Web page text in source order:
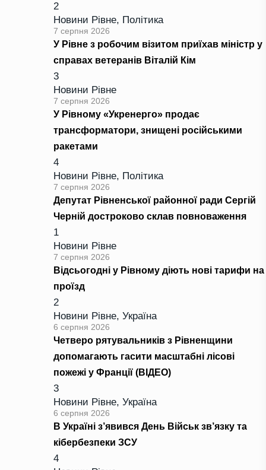
2
Новини Рівне, Політика
7 серпня 2026
У Рівне з робочим візитом приїхав міністр у
справах ветеранів Віталій Кім
3
Новини Рівне
7 серпня 2026
У Рівному «Укренерго» продає
трансформатори, знищені російськими
ракетами
4
Новини Рівне, Політика
7 серпня 2026
Депутат Рівненської районної ради Сергій
Черній достроково склав повноваження
1
Новини Рівне
7 серпня 2026
Відсьогодні у Рівному діють нові тарифи на
проїзд
2
Новини Рівне, Україна
6 серпня 2026
Четверо рятувальників з Рівненщини
допомагають гасити масштабні лісові
пожежі у Франції (ВІДЕО)
3
Новини Рівне, Україна
6 серпня 2026
В Україні з’явився День Військ зв’язку та
кібербезпеки ЗСУ
4